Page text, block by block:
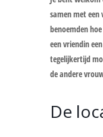
samen met een
benoemden
een vriendin
tegelijkertijd
de andere
De